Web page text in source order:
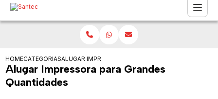
HOMECATEGORIASALUGAR IMPRESSORA PARA GRANDES QUANTIDADES
Alugar Impressora para Grandes
Quantidades